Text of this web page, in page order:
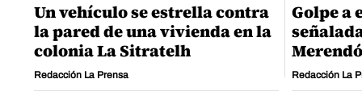
Un vehículo se estrella contra
la pared de una vivienda en la
colonia La Sitratelh
Redacción La Prensa
Golpe
Redacción La